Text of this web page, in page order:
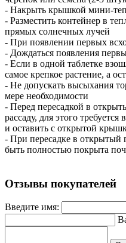
- Накрыть крышкой мини-
- Разместить контейнер в
прямых солнечных лучей
- При появлении первых
- Дождаться появления
- Если в одной таблетке
самое крепкое растение, а
- Не допускать высыхания
мере необходимости
- Перед пересадкой в
рассаду, для этого
и оставить с открытой
- При пересадке в открытый
быть полностью покрыта
Отзывы покупателей
Введите имя: